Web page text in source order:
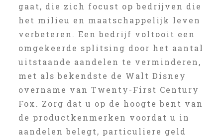
gaat, die zich focust op bedrijven die
het milieu en maatschappelijk leven
verbeteren. Een bedrijf voltooit een
omgekeerde splitsing door het aantal
uitstaande aandelen te verminderen,
met als bekendste de Walt Disney
overname van Twenty-First Century
Fox. Zorg dat u op de hoogte bent van
de productkenmerken voordat u in
aandelen belegt, particuliere geld